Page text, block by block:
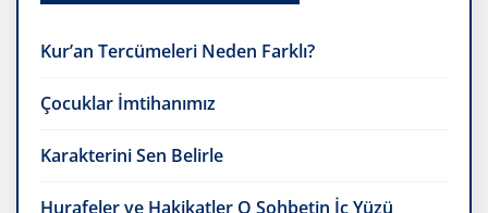
Kur’an Tercümeleri Neden Farklı?
Çocuklar İmtihanımız
Karakterini Sen Belirle
Hurafeler ve Hakikatler O Sohbetin İç Yüzü